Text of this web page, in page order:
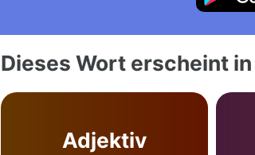
Dieses Wort erscheint
Adjektiv